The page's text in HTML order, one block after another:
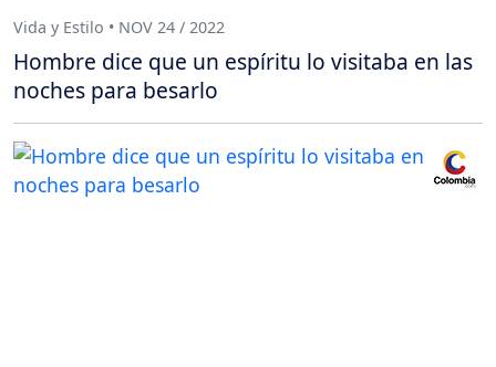
Vida y Estilo • NOV 24 / 2022
Hombre dice que un espíritu lo visitaba en las
noches para besarlo